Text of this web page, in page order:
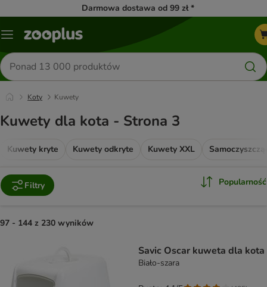
Darmowa dostawa od 99 zł *
Menu
Szukaj
produktów
Koty Kuwety
Kuwety dla kota - Strona 3
Kuwety kryte Kuwety odkryte Kuwety XXL
Filtry Popularność
97 - 144 z 230 wyników
Savic Oscar kuweta dla kota
Biało-szara